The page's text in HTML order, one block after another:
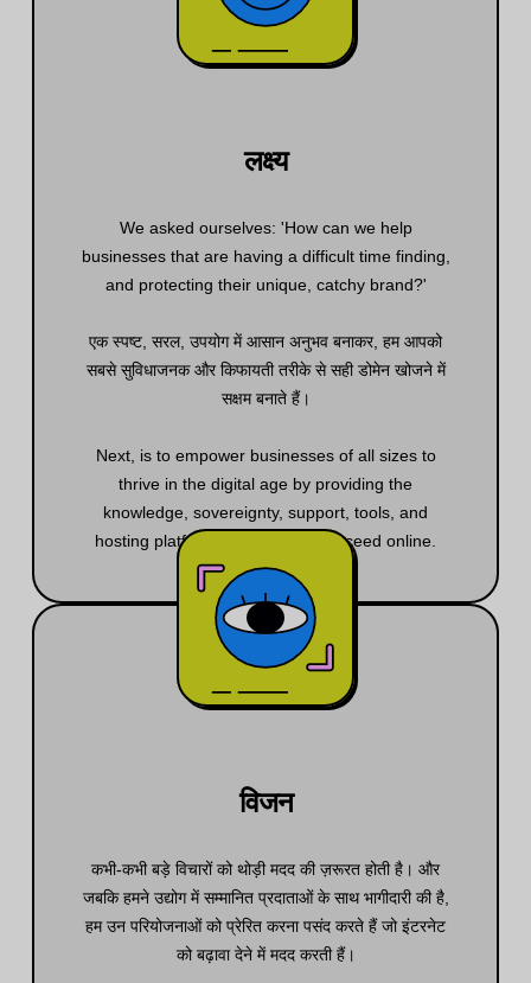
लक्ष्य
We asked ourselves: 'How can we help
businesses that are having a difficult time finding,
and protecting their unique, catchy brand?'
एक स्पष्ट, सरल, उपयोग में आसान अनुभव बनाकर, हम आपको
सबसे सुविधाजनक और किफायती तरीके से सही डोमेन खोजने में
सक्षम बनाते हैं।
Next, is to empower businesses of all sizes to
thrive in the digital age by providing the
knowledge, sovereignty, support, tools, and
hosting platform they need to succeed online.
विजन
कभी-कभी बड़े विचारों को थोड़ी मदद की ज़रूरत होती है। और
जबकि हमने उद्योग में सम्मानित प्रदाताओं के साथ भागीदारी की है,
हम उन परियोजनाओं को प्रेरित करना पसंद करते हैं जो इंटरनेट
को बढ़ावा देने में मदद करती हैं।